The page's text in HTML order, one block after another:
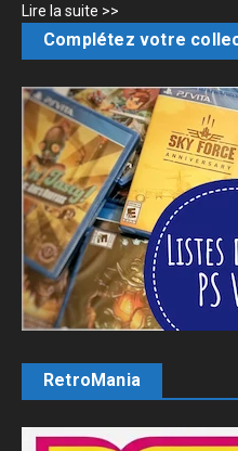
Lire la suite >>
Complétez votre
RetroMania